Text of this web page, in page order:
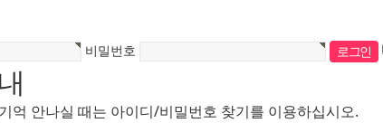
비밀번호
억 안나실 때는 아이디/비밀번호 찾기를 이용하십시오.